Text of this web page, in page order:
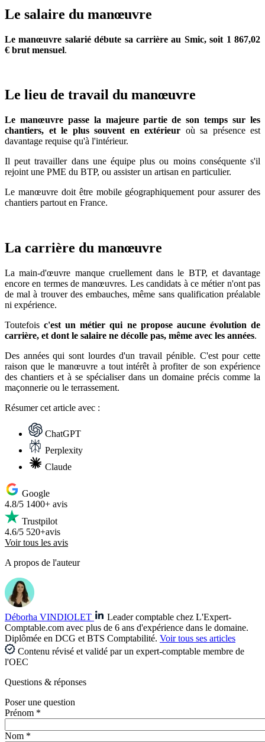
Le salaire du manœuvre
Le manœuvre salarié débute sa carrière au Smic, soit 1 867,02
€ brut mensuel.
Le lieu de travail du manœuvre
Le manœuvre passe la majeure partie de son temps sur les
chantiers, et le plus souvent en extérieur où sa présence est
davantage requise qu'à l'intérieur.
Il peut travailler dans une équipe plus ou moins conséquente s'il
rejoint une PME du BTP, ou assister un artisan en particulier.
Le manœuvre doit être mobile géographiquement pour assurer des
chantiers partout en France.
La carrière du manœuvre
La main-d'œuvre manque cruellement dans le BTP, et davantage
encore en termes de manœuvres. Les candidats à ce métier n'ont pas
de mal à trouver des embauches, même sans qualification préalable
ni expérience.
Toutefoisc'est un métier qui ne propose aucune évolution de
carrière, et dont le salaire ne décolle pas, même avec les années.
Des années qui sont lourdes d'un travail pénible. C'est pour cette
raison que le manœuvre a tout intérêt à profiter de son expérience
des chantiers et à se spécialiser dans un domaine précis comme la
maçonnerie ou le terrassement.
Résumercet article avec :
ChatGPT
Perplexity
Claude
Google
4.8/5 1400+ avis
Trustpilot
4.6/5 520+avis
Voir tous les avis
A propos de l'auteur
Déborha VINDIOLET
Leader comptable chez L'Expert-
Comptable.com avec plus de 6 ans d'expérience dans le domaine.
Diplômée en DCG et BTS Comptabilité. Voir tous ses articles
Contenu révisé et validé par un expert-comptable membre de
l'OEC
Questions & réponses
Poser une question
Prénom *
Nom *